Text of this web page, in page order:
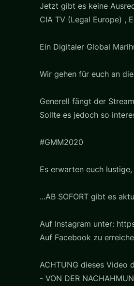
Jetzt gibt es keine
CIA TV (Legal Europe) ,
Ein Digitaler Global
Wir gehen für euch an
Generell fängt der
Sollte es jedoch so
#GMM2020
Es erwarten euch
...AB SOFORT gibt es
Auf Instagram unter:
Auf Facebook zu
ACHTUNG dieses Video
- VON DER